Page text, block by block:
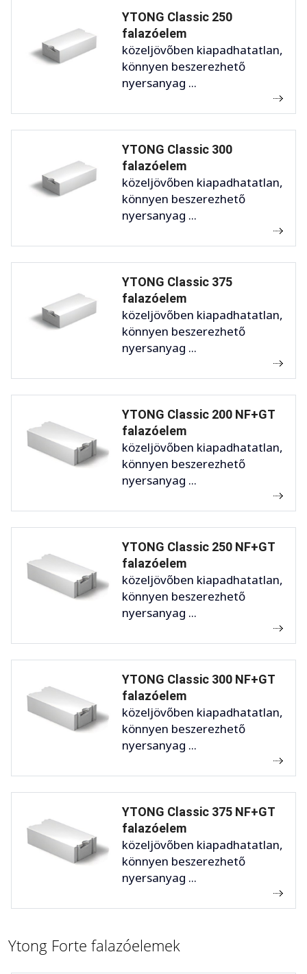
YTONG Classic 250
falazóelem
közeljövőben kiapadhatatlan,
könnyen beszerezhető
nyersanyag ...
YTONG Classic 300
falazóelem
közeljövőben kiapadhatatlan,
könnyen beszerezhető
nyersanyag ...
YTONG Classic 375
falazóelem
közeljövőben kiapadhatatlan,
könnyen beszerezhető
nyersanyag ...
YTONG Classic 200 NF+GT
falazóelem
közeljövőben kiapadhatatlan,
könnyen beszerezhető
nyersanyag ...
YTONG Classic 250 NF+GT
falazóelem
közeljövőben kiapadhatatlan,
könnyen beszerezhető
nyersanyag ...
YTONG Classic 300 NF+GT
falazóelem
közeljövőben kiapadhatatlan,
könnyen beszerezhető
nyersanyag ...
YTONG Classic 375 NF+GT
falazóelem
közeljövőben kiapadhatatlan,
könnyen beszerezhető
nyersanyag ...
Ytong Forte falazóelemek